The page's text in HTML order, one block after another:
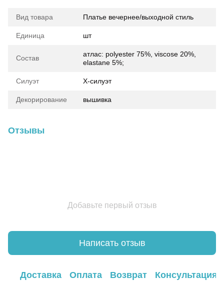
Вид товара Платье вечернее/выходной стиль
Единица шт
Состав
атлас: polyester 75%, viscose 20%,
elastane 5%;
Силуэт Х-силуэт
Декорирование вышивка
Отзывы
Добавьте первый отзыв
Написать отзыв
Доставка Оплата Возврат Консультация